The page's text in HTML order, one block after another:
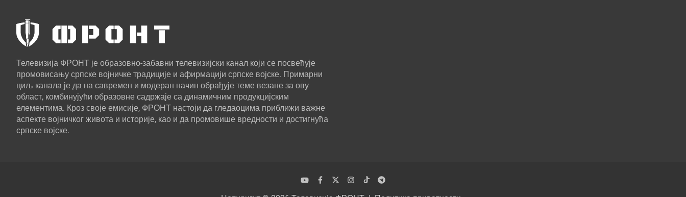
Телевизија ФРОНТ је образовно-забавни телевизијски канал који се посвећује
промовисању српске војничке традиције и афирмацији српске војске. Примарни
циљ канала је да на савремен и модеран начин обрађује теме везане за ову
област, комбинујући образовне садржаје са динамичним продукцијским
елементима. Кроз своје емисије, ФРОНТ настоји да гледаоцима приближи важне
аспекте војничког живота и историје, као и да промовише вредности и достигнућа
српске војске.